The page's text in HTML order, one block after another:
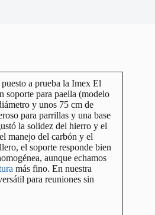
a prueba la Imex El
soporte para paella (modelo
y unos 75 cm de
para parrillas y una base
la solidez del hierro y el
manejo del carbón y el
el soporte responde bien
aunque echamos
más fino. En nuestra
para reuniones sin